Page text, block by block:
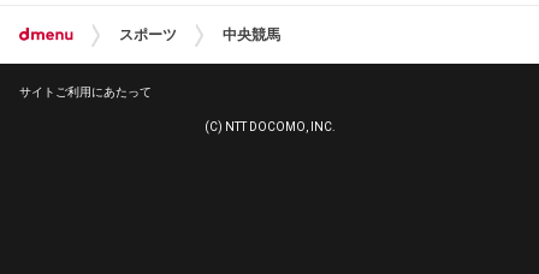
スポーツ 中央競馬
サイトご利用にあたって
(C) NTT DOCOMO, INC.